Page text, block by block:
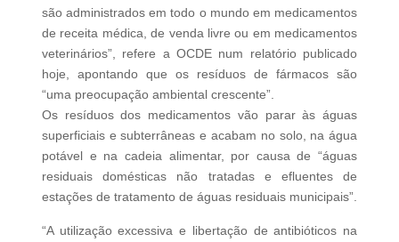
são administrados em todo o mundo em medicamentos
de receita médica, de venda livre ou em medicamentos
veterinários”, refere a OCDE num relatório publicado
hoje, apontando que os resíduos de fármacos são
“uma preocupação ambiental crescente”.
Os resíduos dos medicamentos vão parar às águas
superficiais e subterrâneas e acabam no solo, na água
potável e na cadeia alimentar, por causa de “águas
residuais domésticas não tratadas e efluentes de
estações de tratamento de águas residuais municipais”.
“A utilização excessiva e libertação de antibióticos na